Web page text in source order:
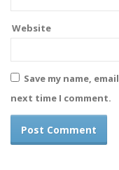
Website
Save my name,
next time I comment.